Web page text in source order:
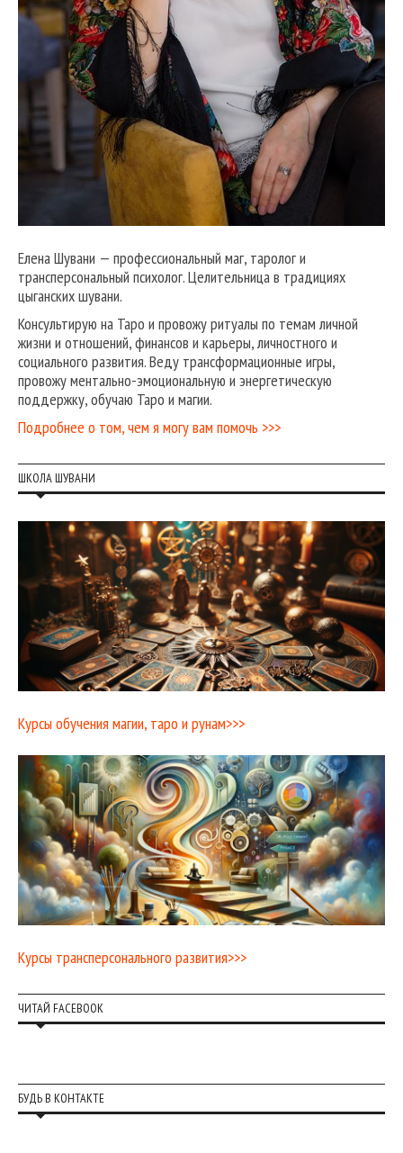
Елена Шувани — профессиональный маг, таролог и
трансперсональный психолог. Целительница в традициях
цыганских шувани.
Консультирую на Таро и провожу ритуалы по темам личной
жизни и отношений, финансов и карьеры, личностного и
социального развития. Веду трансформационные игры,
провожу ментально-эмоциональную и энергетическую
поддержку, обучаю Таро и магии.
Подробнее о том, чем я могу вам помочь >>>
ШКОЛА ШУВАНИ
Курсы обучения магии, таро и рунам>>>
Курсы трансперсонального развития>>>
ЧИТАЙ FACEBOOK
БУДЬ В КОНТАКТЕ